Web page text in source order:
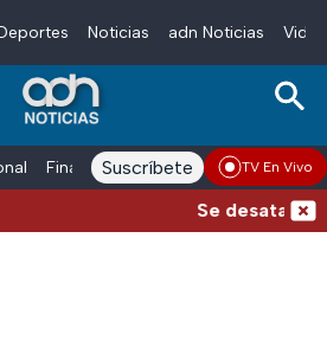
Noticias adn Noticias
Finanzas adn Noticias Radio
Suscríbete TV En Vivo
Se desata